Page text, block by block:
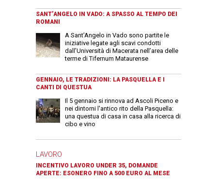
SANT’ANGELO IN VADO: A SPASSO AL TEMPO DEI
ROMANI
A Sant’Angelo in Vado sono partite le
iniziative legate agli scavi condotti
dall’Università di Macerata nell’area delle
terme di Tifernum Mataurense
GENNAIO, LE TRADIZIONI: LA PASQUELLA E I
CANTI DI QUESTUA
Il 5 gennaio si rinnova ad Ascoli Piceno e
nei dintorni l'antico rito della Pasquella:
una questua di casa in casa alla ricerca di
cibo e vino
LAVORO
INCENTIVO LAVORO UNDER 35, DOMANDE
APERTE: ESONERO FINO A 500 EURO AL MESE